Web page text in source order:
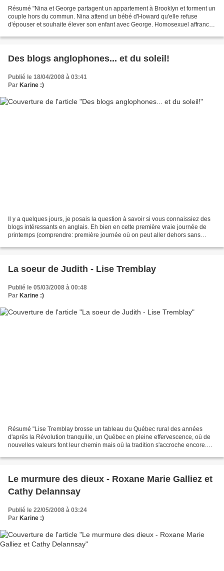
Résumé "Nina et George partagent un appartement à Brooklyn et forment un
couple hors du commun. Nina attend un bébé d'Howard qu'elle refuse
d'épouser et souhaite élever son enfant avec George. Homosexuel affranchi,
Des blogs anglophones... et du soleil!
Publié le 18/04/2008 à 03:41
Par Karine :)
Il y a quelques jours, je posais la question à savoir si vous connaissiez des
blogs intéressants en anglais. Eh bien en cette première vraie journée de
printemps (comprendre: première journée où on peut aller dehors sans
La soeur de Judith - Lise Tremblay
Publié le 05/03/2008 à 00:48
Par Karine :)
Résumé "Lise Tremblay brosse un tableau du Québec rural des années
d'après la Révolution tranquille, un Québec en pleine effervescence, où de
nouvelles valeurs font leur chemin mais où la tradition s'accroche encore.
Le murmure des dieux - Roxane Marie Galliez et
Cathy Delannsay
Publié le 22/05/2008 à 03:24
Par Karine :)